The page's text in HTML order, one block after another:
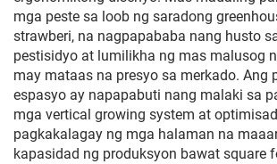
mga peste sa loob ng saradong
strawberi, na nagpapababa nang husto
pestisidyo at lumilikha ng mas malusog
may mataas na presyo sa merkado. Ang
espasyo ay napapabuti nang malaki sa
mga vertical growing system at
pagkakalagay ng mga halaman na
kapasidad ng produksyon bawat square